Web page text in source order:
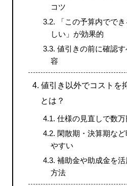
コツ
3.2. 「この予算内でで
しい」が効果的
3.3. 値引きの前に確認
容
4. 値引き以外でコストを
とは？
4.1. 仕様の見直しで数
4.2. 閑散期・決算期な
やすい
4.3. 補助金や助成金を
方法